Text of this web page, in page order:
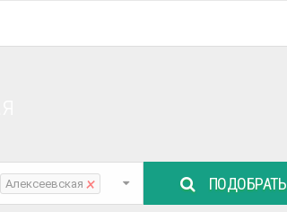
Алексеевская × ПОДОБРАТЬ